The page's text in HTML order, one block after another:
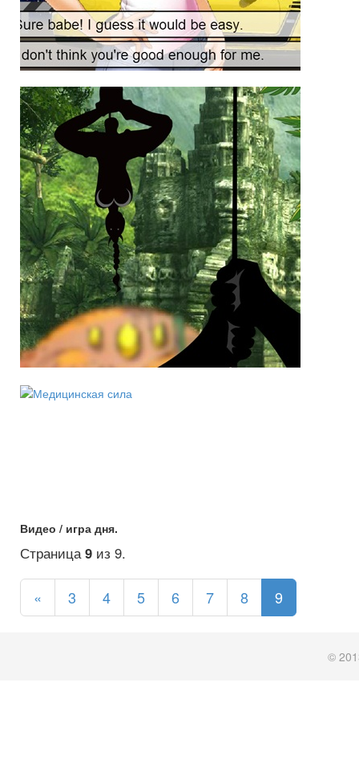
Видео / игра дня.
Страница9 из 9.
« 3 4 5 6 7 8 9
©